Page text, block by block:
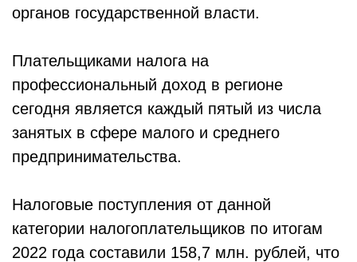
органов государственной власти.
Плательщиками налога на
профессиональный доход в регионе
сегодня является каждый пятый из числа
занятых в сфере малого и среднего
предпринимательства.
Налоговые поступления от данной
категории налогоплательщиков по итогам
2022 года составили 158,7 млн. рублей, что